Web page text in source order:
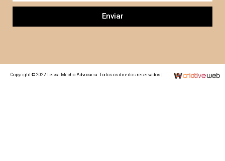
Enviar
Copyright © 2022 Lessa Mecho Advocacia -Todos os direitos reservados |